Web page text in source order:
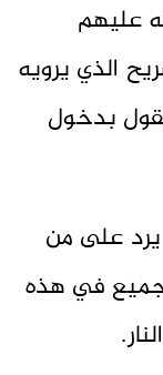
عليهم
الذي يرويه
بدخول
على من
في هذه